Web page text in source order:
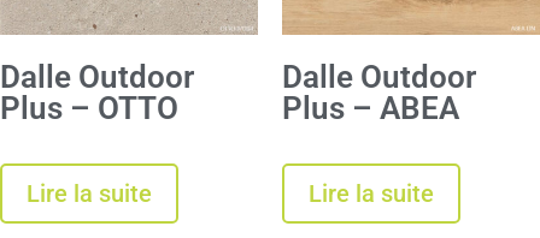
Dalle Outdoor
Plus – OTTO
Lire la suite
Dalle Outdoor
Plus – ABEA
Lire la suite